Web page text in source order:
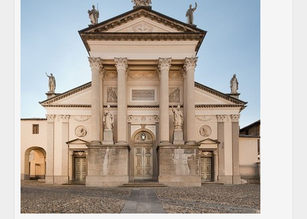
CONTACTS